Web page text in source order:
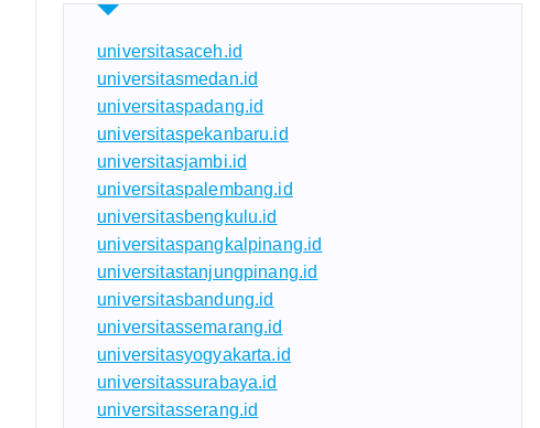
universitasaceh.id
universitasmedan.id
universitaspadang.id
universitaspekanbaru.id
universitasjambi.id
universitaspalembang.id
universitasbengkulu.id
universitaspangkalpinang.id
universitastanjungpinang.id
universitasbandung.id
universitassemarang.id
universitasyogyakarta.id
universitassurabaya.id
universitasserang.id